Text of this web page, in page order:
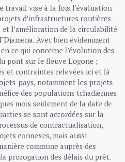
travail vise à la fois l’évaluation
d’infrastructures routières
et l’amélioration de la circulabilité
Avec bien évidemment
ce qui concerne l’évolution des
pont sur le fleuve Logone ;
et contraintes relevées ici et là
pays, notamment les projets
des populations tchadiennes
mois seulement de la date de
se sont accordées sur la
de contractualisation,
connexes, mais aussi
commune auprès des
prorogation des délais du prêt.